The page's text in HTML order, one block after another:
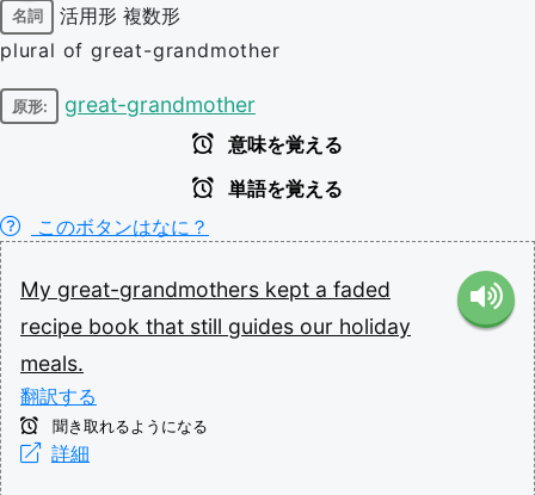
名詞 活用形 複数形
plural of great-grandmother
原形: great-grandmother
意味を覚える
単語を覚える
このボタンはなに？
My great-grandmothers kept a faded
recipe book that still guides our holiday
meals.
翻訳する
聞き取れるようになる
詳細